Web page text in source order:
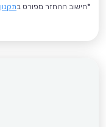
*חישוב ההחזר מפורט בתקנון